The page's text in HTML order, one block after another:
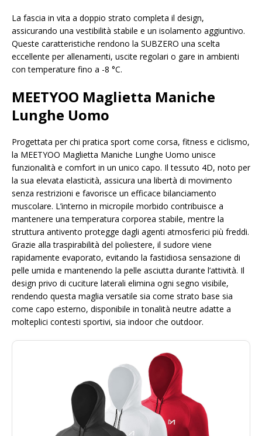
La fascia in vita a doppio strato completa il design,
assicurando una vestibilità stabile e un isolamento aggiuntivo.
Queste caratteristiche rendono la SUBZERO una scelta
eccellente per allenamenti, uscite regolari o gare in ambienti
con temperature fino a -8 °C.
MEETYOO Maglietta Maniche
Lunghe Uomo
Progettata per chi pratica sport come corsa, fitness e ciclismo,
la MEETYOO Maglietta Maniche Lunghe Uomo unisce
funzionalità e comfort in un unico capo. Il tessuto 4D, noto per
la sua elevata elasticità, assicura una libertà di movimento
senza restrizioni e favorisce un efficace bilanciamento
muscolare. L’interno in micropile morbido contribuisce a
mantenere una temperatura corporea stabile, mentre la
struttura antivento protegge dagli agenti atmosferici più freddi.
Grazie alla traspirabilità del poliestere, il sudore viene
rapidamente evaporato, evitando la fastidiosa sensazione di
pelle umida e mantenendo la pelle asciutta durante l’attività. Il
design privo di cuciture laterali elimina ogni segno visibile,
rendendo questa maglia versatile sia come strato base sia
come capo esterno, disponibile in tonalità neutre adatte a
molteplici contesti sportivi, sia indoor che outdoor.